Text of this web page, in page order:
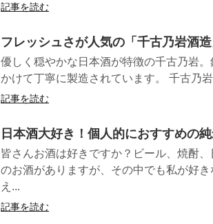
記事を読む
フレッシュさが人気の「千古乃岩酒
優しく穏やかな日本酒が特徴の千古乃岩
かけて丁寧に製造されています。 千古乃
記事を読む
日本酒大好き！個人的におすすめの
皆さんお酒は好きですか？ビール、焼酎
のお酒がありますが、その中でも私が好
え...
記事を読む